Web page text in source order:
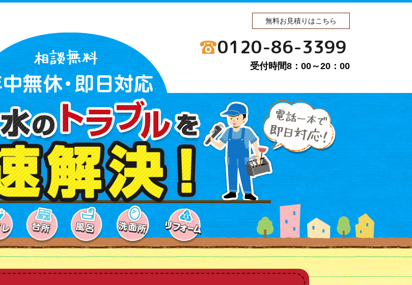
無料お見積りはこちら
0120-86-3399
受付時間8：00～20：00